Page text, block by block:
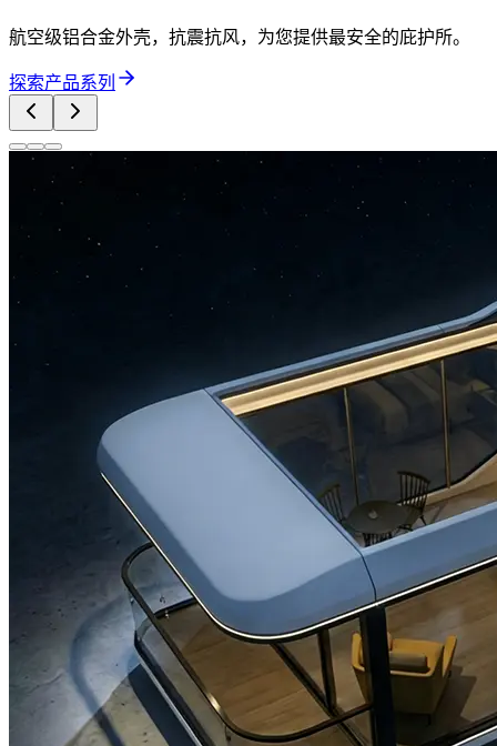
航空级铝合金外壳，抗震抗风，为您提供最安全的庇护所。
探索产品系列